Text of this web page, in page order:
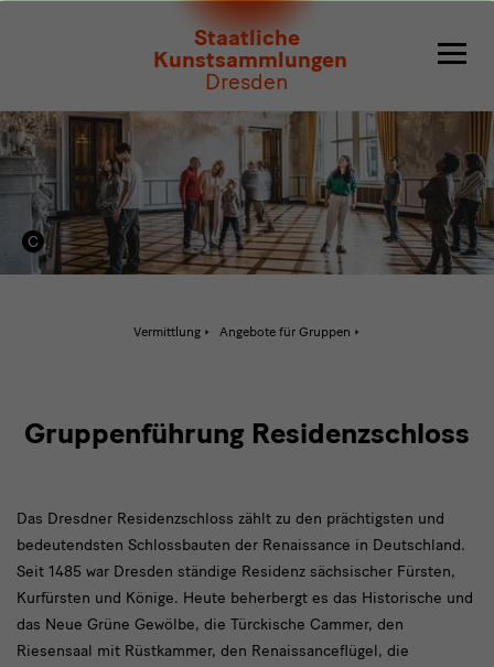
Staatliche
Kunstsammlungen
Dresden
Gruppenführung
Residenzschloss
Vermittlung Angebote für Gruppen
Gruppenführung Residenzschloss
Das Dresdner Residenzschloss zählt zu den prächtigsten und
bedeutendsten Schlossbauten der Renaissance in Deutschland.
Seit 1485 war Dresden ständige Residenz sächsischer Fürsten,
Kurfürsten und Könige. Heute beherbergt es das Historische und
das Neue Grüne Gewölbe, die Türckische Cammer, den
Riesensaal mit Rüstkammer, den Renaissanceflügel, die